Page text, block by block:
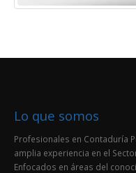
Lo que somos
Profesionales en Contaduría
amplia experiencia en el
Enfocados en áreas del